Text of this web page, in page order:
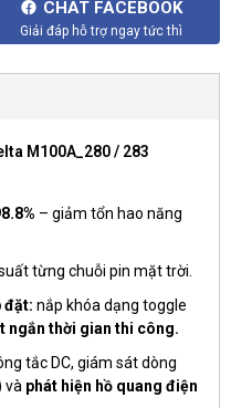
CHAT FACEBOOK
Giải đáp hỗ trợ ngay tức thì
M100A_280 / 283
– giảm tổn hao năng
từng chuỗi pin mặt trời.
đặt: nắp khóa dạng toggle
ngắn thời gian thi công.
tắc DC, giám sát dòng
và phát hiện hồ quang điện